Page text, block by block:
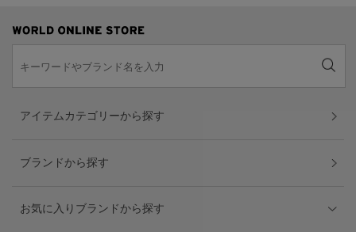
アイテムカテゴリーから探す
ブランドから探す
お気に入りブランドから探す